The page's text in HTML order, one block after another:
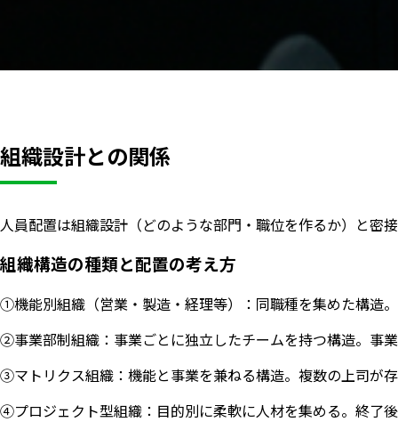
組織設計との関係
人員配置は組織設計（どのような部門・職位を作るか）と密
組織構造の種類と配置の考え方
①機能別組織（営業・製造・経理等）：同職種を集めた構造
②事業部制組織：事業ごとに独立したチームを持つ構造。事
③マトリクス組織：機能と事業を兼ねる構造。複数の上司が
④プロジェクト型組織：目的別に柔軟に人材を集める。終了